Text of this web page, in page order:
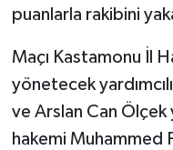
puanlarla rakibini
Maçı Kastamonu İl
yönetecek
ve Arslan Can Ölçek
hakemi Muhammed